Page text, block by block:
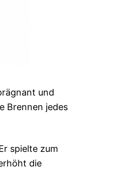
und
Brennen jedes
spielte zum
die